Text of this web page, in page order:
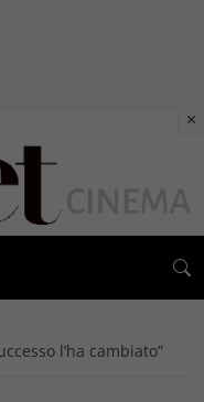
l’ha cambiato”
×